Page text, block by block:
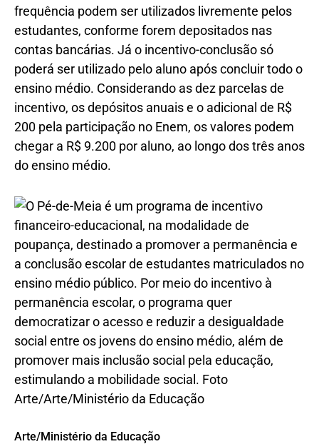
frequência podem ser utilizados livremente pelos
estudantes, conforme forem depositados nas
contas bancárias. Já o incentivo-conclusão só
poderá ser utilizado pelo aluno após concluir todo o
ensino médio. Considerando as dez parcelas de
incentivo, os depósitos anuais e o adicional de R$
200 pela participação no Enem, os valores podem
chegar a R$ 9.200 por aluno, ao longo dos três anos
do ensino médio.
Arte/Ministério da Educação